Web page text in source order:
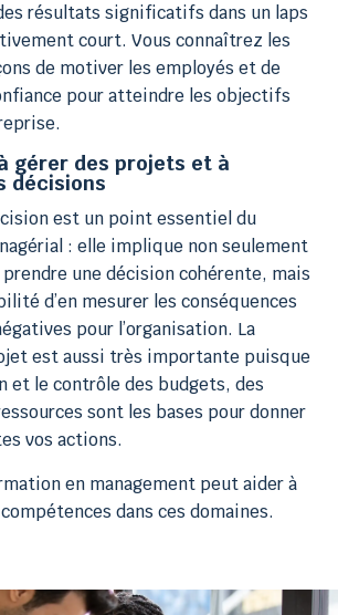
résultats significatifs dans un laps
court. Vous connaîtrez les
de motiver les employés et de
pour atteindre les objectifs
gérer des projets et à
décisions
est un point essentiel du
: elle implique non seulement
prendre une décision cohérente, mais
d’en mesurer les conséquences
pour l’organisation. La
est aussi très importante puisque
et le contrôle des budgets, des
sont les bases pour donner
vos actions.
en management peut aider à
dans ces domaines.